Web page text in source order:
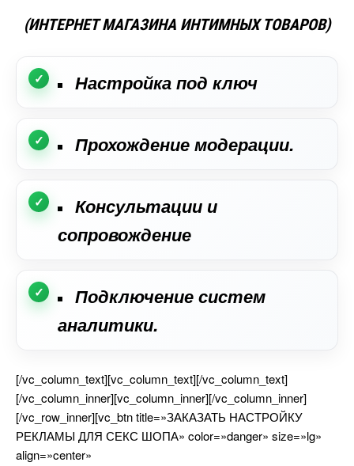
(ИНТЕРНЕТ МАГАЗИНА ИНТИМНЫХ ТОВАРОВ)
Настройка под ключ
Прохождение модерации.
Консультации и
сопровождение
Подключение систем
аналитики.
[/vc_column_text][vc_column_text][/vc_column_text]
[/vc_column_inner][vc_column_inner][/vc_column_inner]
[/vc_row_inner][vc_btn title=»ЗАКАЗАТЬ НАСТРОЙКУ
РЕКЛАМЫ ДЛЯ СЕКС ШОПА» color=»danger» size=»lg»
align=»center»